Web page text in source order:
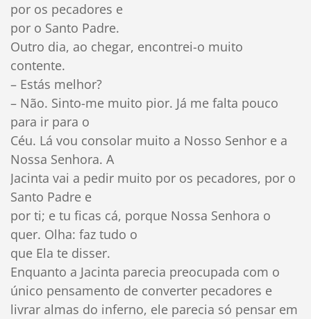
por os pecadores e
por o Santo Padre.
Outro dia, ao chegar, encontrei-o muito
contente.
– Estás melhor?
– Não. Sinto-me muito pior. Já me falta pouco
para ir para o
Céu. Lá vou consolar muito a Nosso Senhor e a
Nossa Senhora. A
Jacinta vai a pedir muito por os pecadores, por o
Santo Padre e
por ti; e tu ficas cá, porque Nossa Senhora o
quer. Olha: faz tudo o
que Ela te disser.
Enquanto a Jacinta parecia preocupada com o
único pensamento de converter pecadores e
livrar almas do inferno, ele parecia só pensar em